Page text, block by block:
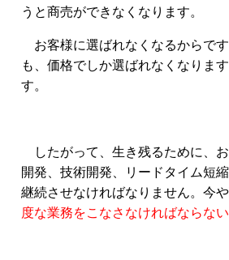
うと商売ができなくなります。
お客様に選ばれなくなるからで
も、価格でしか選ばれなくなりま
す。
したがって、生き残るために、
開発、技術開発、リードタイム短
継続させなければなりません。今や
度な業務をこなさなければならない